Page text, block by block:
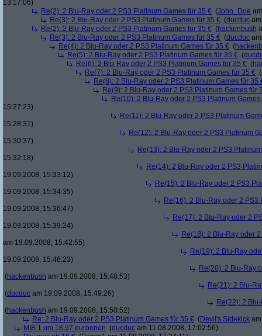
13:17:06)
Re(2): 2 Blu-Ray oder 2 PS3 Platinum Games für 35 € (John_Doe
Re(3): 2 Blu-Ray oder 2 PS3 Platinum Games für 35 € (ducduc
Re(2): 2 Blu-Ray oder 2 PS3 Platinum Games für 35 € (hackenbush
Re(3): 2 Blu-Ray oder 2 PS3 Platinum Games für 35 € (ducduc
Re(4): 2 Blu-Ray oder 2 PS3 Platinum Games für 35 € (
Re(5): 2 Blu-Ray oder 2 PS3 Platinum Games für 35 € (
Re(6): 2 Blu-Ray oder 2 PS3 Platinum Games für 35 € (
Re(7): 2 Blu-Ray oder 2 PS3 Platinum Games für 35 € (
Re(8): 2 Blu-Ray oder 2 PS3 Platinum Games für 35
Re(9): 2 Blu-Ray oder 2 PS3 Platinum Games für
Re(10): 2 Blu-Ray oder 2 PS3 Platinum Games
15:27:23)
Re(11): 2 Blu-Ray oder 2 PS3 Platinum
15:28:31)
Re(12): 2 Blu-Ray oder 2 PS3 Platinum
15:30:37)
Re(13): 2 Blu-Ray oder 2 PS3
15:32:18)
Re(14): 2 Blu-Ray oder 2 PS3
19.09.2008, 15:33:12)
Re(15): 2 Blu-Ray oder 2 PS3
19.09.2008, 15:34:35)
Re(16): 2 Blu-Ray oder 2 PS3
19.09.2008, 15:36:47)
Re(17): 2 Blu-Ray oder 2
19.09.2008, 15:39:24)
Re(18): 2 Blu-Ray oder
am 19.09.2008, 15:42:55)
Re(19): 2 Blu-Ray
19.09.2008, 15:46:23)
Re(20): 2 Blu-Ray
(hackenbush am 19.09.2008, 15:48:53)
Re(21): 2 Blu-
(ducduc am 19.09.2008, 15:49:26)
Re(22): 2
(hackenbush am 19.09.2008, 15:50:52)
Re: 2 Blu-Ray oder 2 PS3 Platinum Games für 35 € (Devil's Sidekick
MIB 1 um 18,97 euronnen (ducduc am 11.08.2008, 17:02:56)